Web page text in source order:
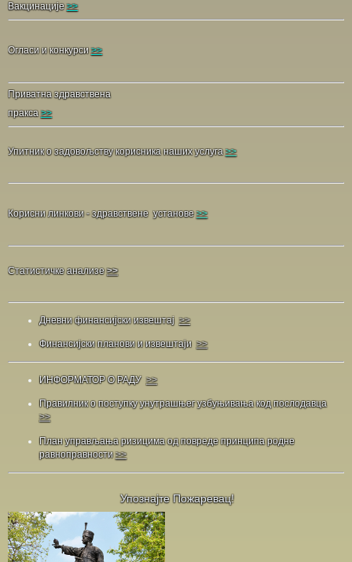
Вакцинације>>
Огласи и конкурси>>
Приватна здравствена
пракса>>
Упитник о задовољству корисника наших услуга>>
Корисни линкови - здравствене установе >>
Статистичке анализе>>
Дневни финансијски извештај>>
Финансијски планови и извештаји>>
ИНФОРМАТОР О РАДУ>>
Правилник о поступку унутрашњег узбуњивања код послодавца
>>
План управљања ризицима од повреде принципа родне
равноправности>>
Упознајте Пожаревац!